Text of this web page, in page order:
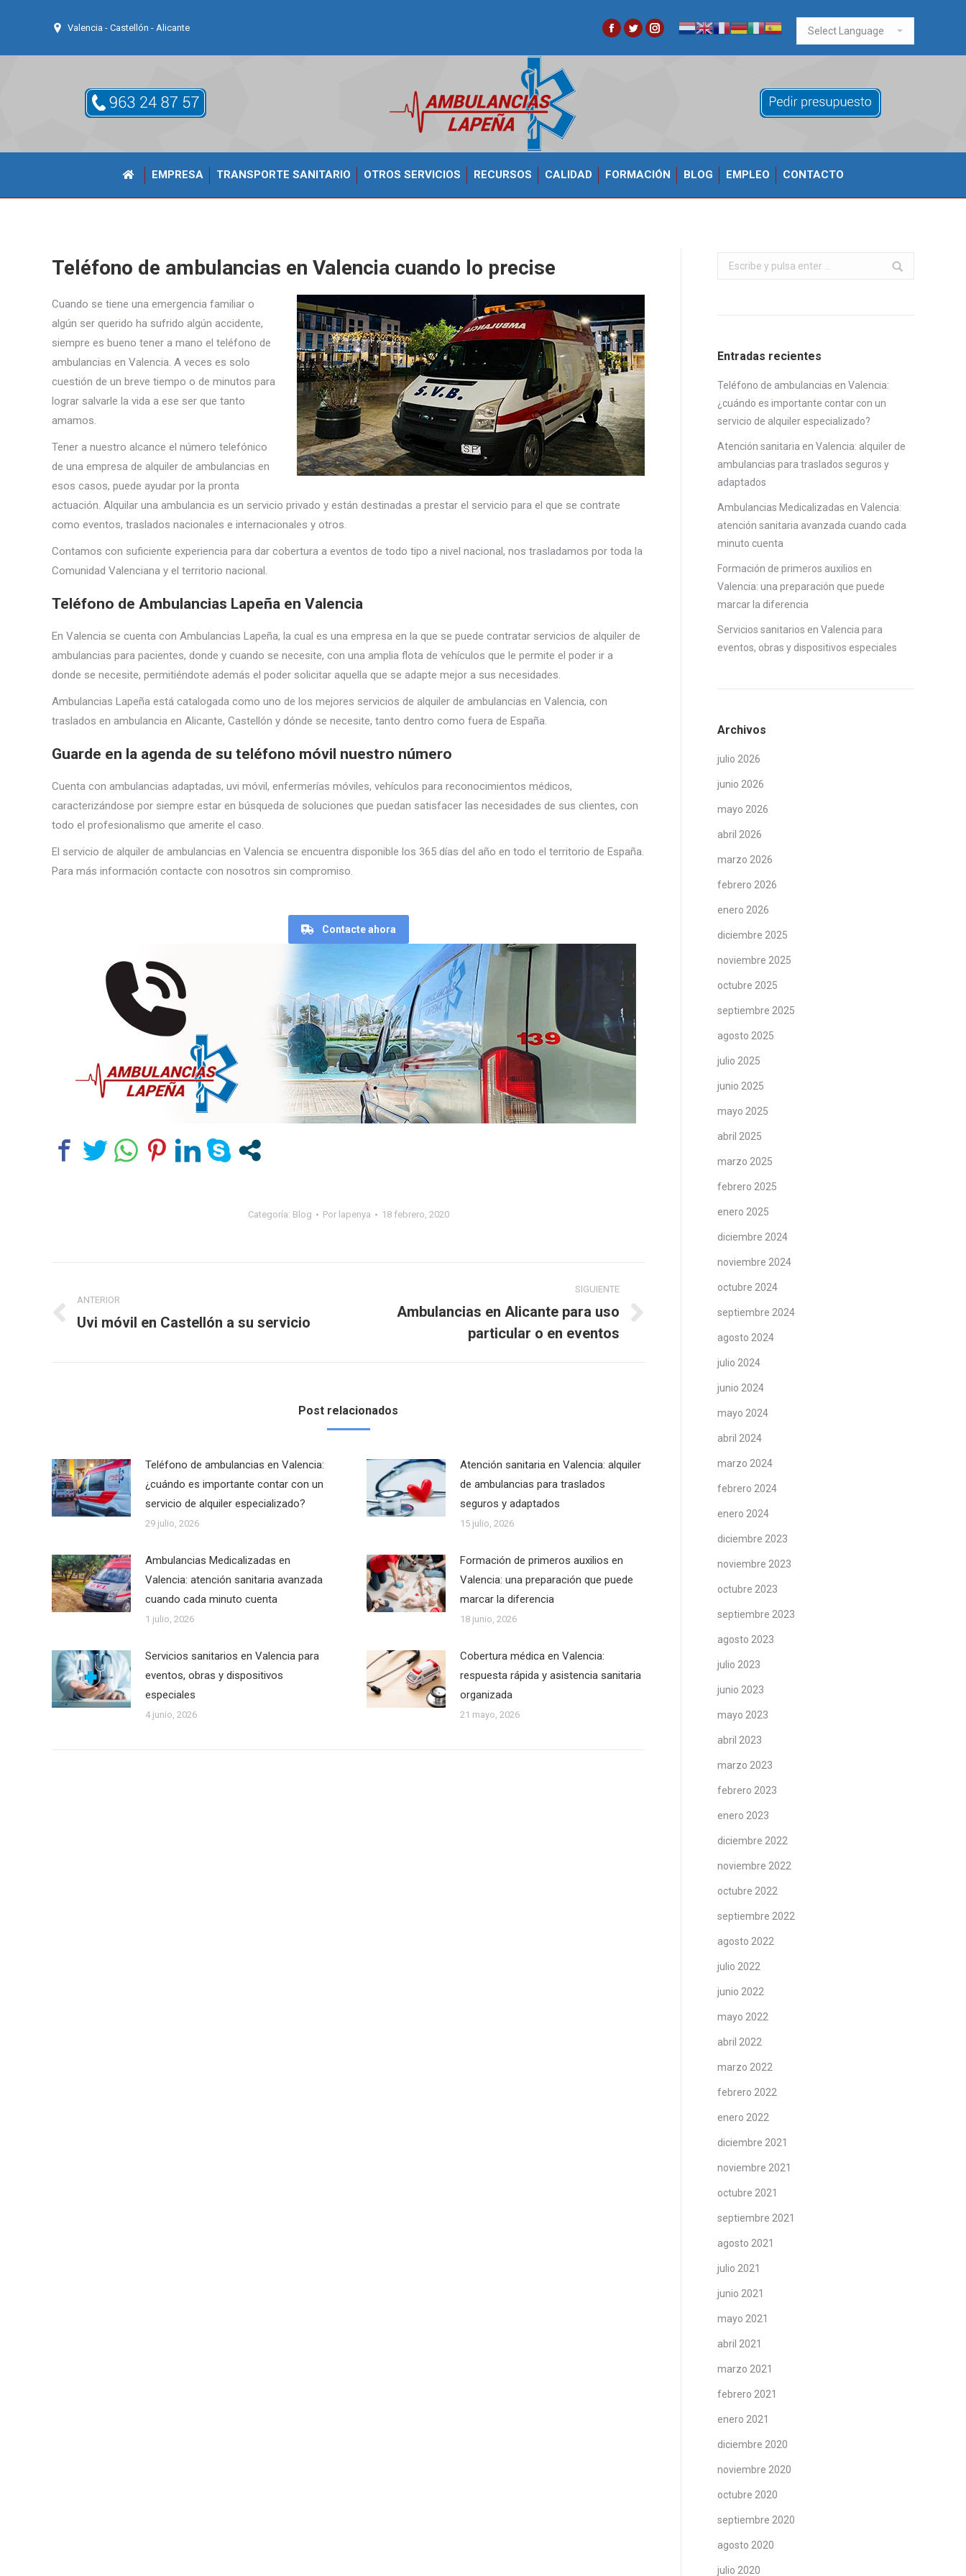
Valencia - Castellón - Alicante Facebook
TwitterInstagram
EMPRESA TRANSPORTE SANITARIO OTROS SERVICIOS RECURSOS CALIDAD FORMACIÓN BLOG EMPLEO CONTACTO
Teléfono de ambulancias en Valencia cuando lo precise
Cuando se tiene una emergencia familiar o
algún ser querido ha sufrido algún accidente,
siempre es bueno tener a mano el teléfono de
ambulancias en Valencia. A veces es solo
cuestión de un breve tiempo o de minutos para
lograr salvarle la vida a ese ser que tanto
amamos.
Tener a nuestro alcance el número telefónico
de una empresa de alquiler de ambulancias en
esos casos, puede ayudar por la pronta
actuación. Alquilar una ambulancia es un servicio privado y están destinadas a prestar el servicio para el que se contrate
como eventos, traslados nacionales e internacionales y otros.
Contamos con suficiente experiencia para dar cobertura a eventos de todo tipo a nivel nacional, nos trasladamos por toda la
Comunidad Valenciana y el territorio nacional.
Teléfono de Ambulancias Lapeña en Valencia
En Valencia se cuenta con Ambulancias Lapeña, la cual es una empresa en la que se puede contratar servicios de alquiler de
ambulancias para pacientes, donde y cuando se necesite, con una amplia flota de vehículos que le permite el poder ir a
donde se necesite, permitiéndote además el poder solicitar aquella que se adapte mejor a sus necesidades.
Ambulancias Lapeña está catalogada como uno de los mejores servicios de alquiler de ambulancias en Valencia, con
traslados en ambulancia en Alicante, Castellón y dónde se necesite, tanto dentro como fuera de España.
Guarde en la agenda de su teléfono móvil nuestro número
Cuenta con ambulancias adaptadas, uvi móvil, enfermerías móviles, vehículos para reconocimientos médicos,
caracterizándose por siempre estar en búsqueda de soluciones que puedan satisfacer las necesidades de sus clientes, con
todo el profesionalismo que amerite el caso.
El servicio de alquiler de ambulancias en Valencia se encuentra disponible los 365 días del año en todo el territorio de España.
Para más información contacte con nosotros sin compromiso.
Contacte ahora
Categoría: Blog Por lapenya 18 febrero, 2020
entre
ANTERIOR
Publicación
Uvi móvil en Castellón a su servicio
SIGUIENTE
Publicación
Ambulancias en Alicante para uso
particular o en eventos
Post relacionados
Teléfono de ambulancias en Valencia:
¿cuándo es importante contar con un
servicio de alquiler especializado?
29 julio, 2026
Atención sanitaria en Valencia: alquiler
de ambulancias para traslados
seguros y adaptados
15 julio, 2026
Ambulancias Medicalizadas en
Valencia: atención sanitaria avanzada
cuando cada minuto cuenta
1 julio, 2026
Formación de primeros auxilios en
Valencia: una preparación que puede
marcar la diferencia
18 junio, 2026
Servicios sanitarios en Valencia para
eventos, obras y dispositivos
especiales
4 junio, 2026
Cobertura médica en Valencia:
respuesta rápida y asistencia sanitaria
organizada
21 mayo, 2026
Buscar:
Entradas recientes
Teléfono de ambulancias en Valencia:
¿cuándo es importante contar con un
servicio de alquiler especializado?
Atención sanitaria en Valencia: alquiler de
ambulancias para traslados seguros y
adaptados
Ambulancias Medicalizadas en Valencia:
atención sanitaria avanzada cuando cada
minuto cuenta
Formación de primeros auxilios en
Valencia: una preparación que puede
marcar la diferencia
Servicios sanitarios en Valencia para
eventos, obras y dispositivos especiales
Archivos
julio 2026
junio 2026
mayo 2026
abril 2026
marzo 2026
febrero 2026
enero 2026
diciembre 2025
noviembre 2025
octubre 2025
septiembre 2025
agosto 2025
julio 2025
junio 2025
mayo 2025
abril 2025
marzo 2025
febrero 2025
enero 2025
diciembre 2024
noviembre 2024
octubre 2024
septiembre 2024
agosto 2024
julio 2024
junio 2024
mayo 2024
abril 2024
marzo 2024
febrero 2024
enero 2024
diciembre 2023
noviembre 2023
octubre 2023
septiembre 2023
agosto 2023
julio 2023
junio 2023
mayo 2023
abril 2023
marzo 2023
febrero 2023
enero 2023
diciembre 2022
noviembre 2022
octubre 2022
septiembre 2022
agosto 2022
julio 2022
junio 2022
mayo 2022
abril 2022
marzo 2022
febrero 2022
enero 2022
diciembre 2021
noviembre 2021
octubre 2021
septiembre 2021
agosto 2021
julio 2021
junio 2021
mayo 2021
abril 2021
marzo 2021
febrero 2021
enero 2021
diciembre 2020
noviembre 2020
octubre 2020
septiembre 2020
agosto 2020
julio 2020